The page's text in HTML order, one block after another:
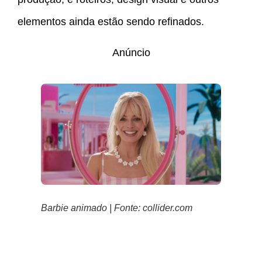
elementos ainda estão sendo refinados.
Anúncio
Barbie animado | Fonte: collider.com